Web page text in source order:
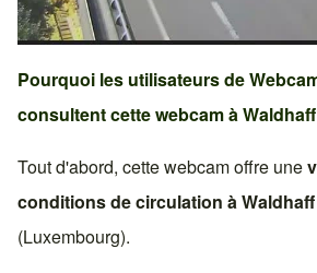
Pourquoi les utilisateurs de
consultent cette webcam àWaldhaff
Tout d'abord, cette webcam offre une
conditions de circulation àWaldhaff
(Luxembourg).